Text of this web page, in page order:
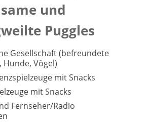
und
Puggles
Gesellschaft (befreundete
Hunde, Vögel)
mit Snacks
mit Snacks
Fernseher/Radio